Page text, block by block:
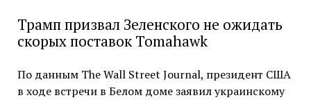
Трамп призвал Зеленского не ожидать
скорых поставок Tomahawk
По данным The Wall Street Journal, президент США
в ходе встречи в Белом доме заявил украинскому